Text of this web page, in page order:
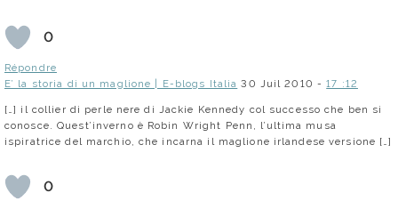
0
Répondre
E’ la storia di un maglione | E-blogs Italia 30 Juil 2010 -17 :12
[…] il collier di perle nere di Jackie Kennedy col successo che ben si
conosce. Quest’inverno è Robin Wright Penn, l’ultima musa
ispiratrice del marchio, che incarna il maglione irlandese versione […]
0